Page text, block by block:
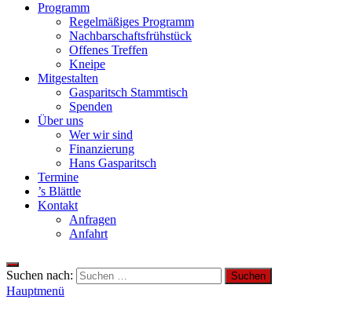
Programm
Regelmäßiges Programm
Nachbarschaftsfrühstück
Offenes Treffen
Kneipe
Mitgestalten
Gasparitsch Stammtisch
Spenden
Über uns
Wer wir sind
Finanzierung
Hans Gasparitsch
Termine
’s Blättle
Kontakt
Anfragen
Anfahrt
Suchen nach:
Hauptmenü